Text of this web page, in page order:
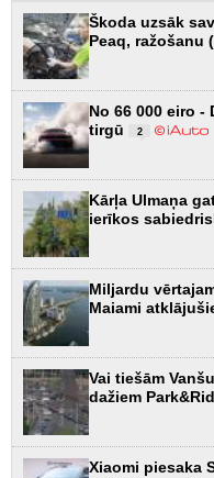
Škoda uzsāk
Peaq, ražošanu
No 66 000 eiro -
tirgū
2
Kārļa Ulmaņa
ierīkos
Miljardu
Maiami
Vai tiešām
dažiem
Xiaomi piesaka